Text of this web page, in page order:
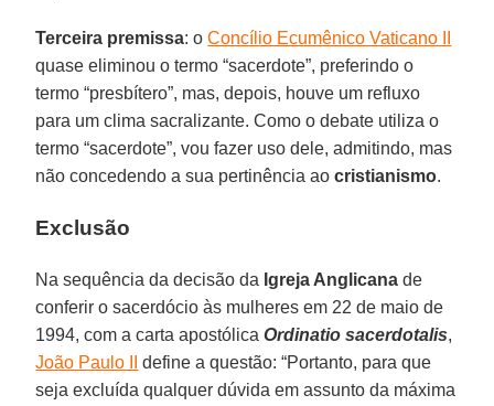
Terceira premissa: oConcílio Ecumênico Vaticano II
quase eliminou o termo “sacerdote”, preferindo o
termo “presbítero”, mas, depois, houve um refluxo
para um clima sacralizante. Como o debate utiliza o
termo “sacerdote”, vou fazer uso dele, admitindo, mas
não concedendo a sua pertinência aocristianismo.
Exclusão
Na sequência da decisão da Igreja Anglicana de
conferir o sacerdócio às mulheres em 22 de maio de
1994, com a carta apostólicaOrdinatio sacerdotalis,
João Paulo II
define a questão: “Portanto, para que
seja excluída qualquer dúvida em assunto da máxima